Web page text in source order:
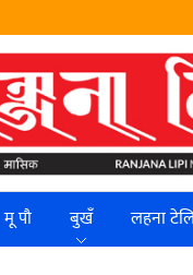
मू पौ
बुखँ लहना